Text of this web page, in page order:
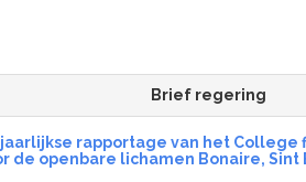
Brief regering
rapportage van het College
de openbare lichamen Bonaire, Sint